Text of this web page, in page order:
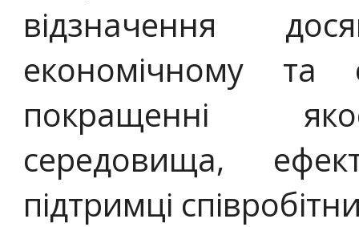
відзначення
економічному та
покращенні
середовища,
підтримці